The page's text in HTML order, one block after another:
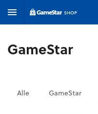
GameStar
Alle GameStar